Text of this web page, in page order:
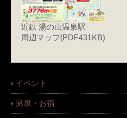
近鉄 湯の山温泉駅
周辺マップ(PDF431KB)
イベント
温泉・お宿